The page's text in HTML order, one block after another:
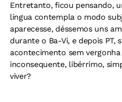
Entretanto, ficou pensando,
língua contempla o modo
aparecesse, déssemos uns
durante o Ba-Vi, e depois PT,
acontecimento sem
inconsequente, libérrimo,
viver?